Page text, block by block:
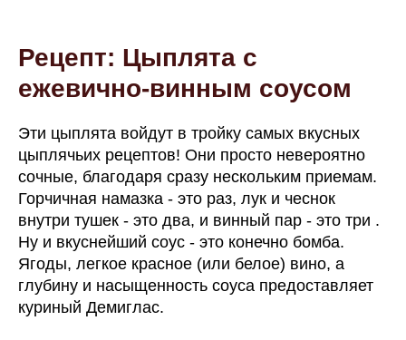
Рецепт: Цыплята с
ежевично-винным соусом
Эти цыплята войдут в тройку самых вкусных
цыплячьих рецептов! Они просто невероятно
сочные, благодаря сразу нескольким приемам.
Горчичная намазка - это раз, лук и чеснок
внутри тушек - это два, и винный пар - это три .
Ну и вкуснейший соус - это конечно бомба.
Ягоды, легкое красное (или белое) вино, а
глубину и насыщенность соуса предоставляет
куриный Демиглас.